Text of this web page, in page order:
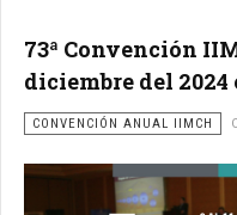
73ª Convención
diciembre del
CONVENCIÓN ANUAL IIMCH